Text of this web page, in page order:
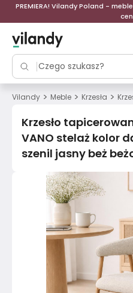
PREMIERA! Vilandy Poland -
Vilandy > Meble > Krzesła >
Krzesło
VANO stelaż kolor
szenil jasny beż